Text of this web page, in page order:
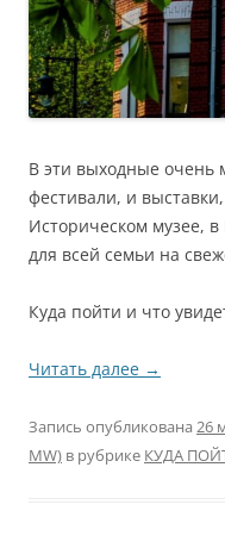
В эти выходные очень
фестивали, и
Историческом музее,
для всей семьи на
Куда пойти и что
Читать далее →
Запись опубликована 26
MW) в рубрике КУДА